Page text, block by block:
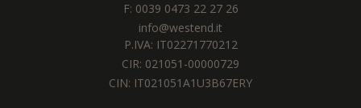
F: 0039 0473 22 27 26
info@westend.it
P.IVA: IT02271770212
CIR: 021051-00000729
CIN: IT021051A1U3B67ERY